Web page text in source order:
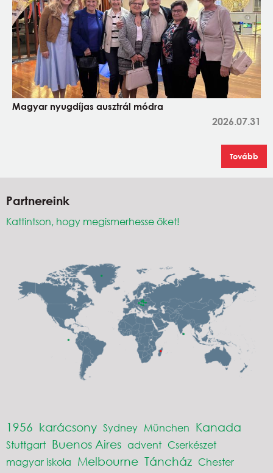
Magyar nyugdíjas ausztrál módra
2026.07.31
Tovább
Partnereink
Kattintson, hogy megismerhesse őket!
1956 karácsony Sydney München Kanada
Stuttgart Buenos Aires advent Cserkészet
magyar iskola Melbourne Táncház Chester